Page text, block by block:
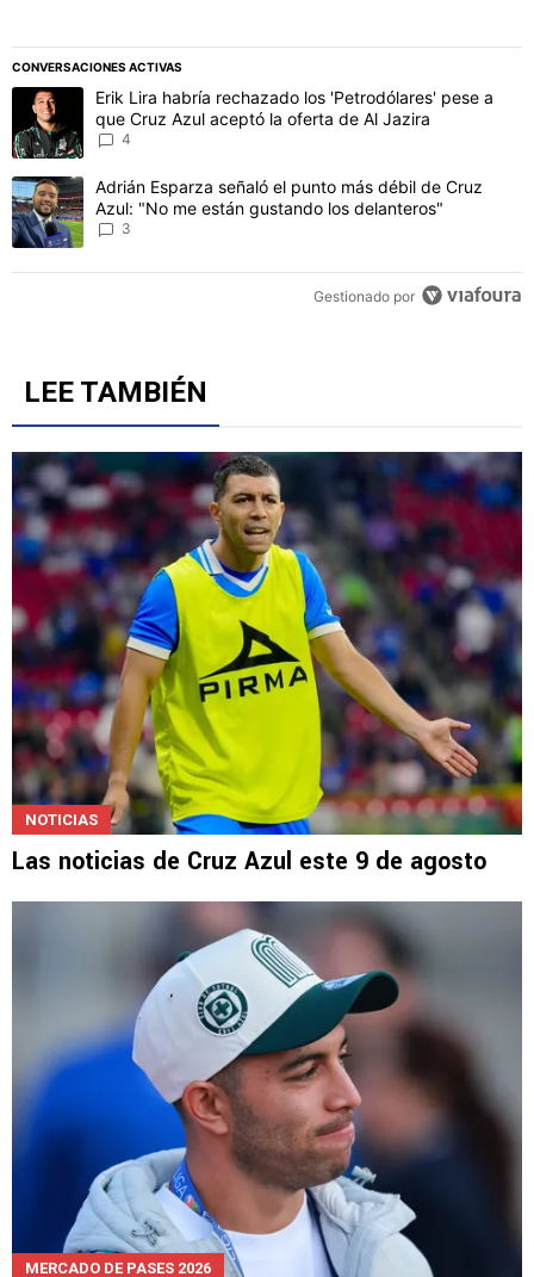
CONVERSACIONES ACTIVAS
Este listado muestra los artículos con más comentarios en los
Un artículo de tendencia con el título "Erik Lira habría rechazado
Erik Lira habría rechazado los 'Petrodólares' pese a
que Cruz Azul aceptó la oferta de Al Jazira
4
Un artículo de tendencia con el título "Adrián Esparza señaló el
Adrián Esparza señaló el punto más débil de Cruz
Azul: "No me están gustando los delanteros"
3
Gestionado por
LEE TAMBIÉN
NOTICIAS
Las noticias de Cruz Azul este 9 de agosto
MERCADO DE PASES 2026